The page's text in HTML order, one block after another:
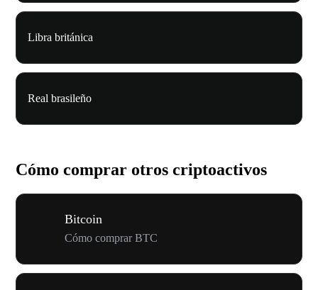
Libra británica
Real brasileño
Cómo comprar otros criptoactivos
Bitcoin
Cómo comprar BTC